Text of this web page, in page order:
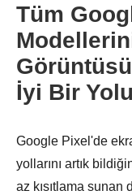
Aşama 3.
Tüm
İyi Bir Yolu
Google Pixel'de
yollarını artık
az kısıtlama